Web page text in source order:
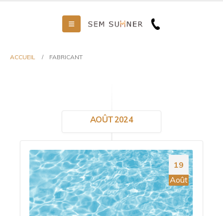
ACCUEIL FABRICANT
AOÛT 2024
19
Août